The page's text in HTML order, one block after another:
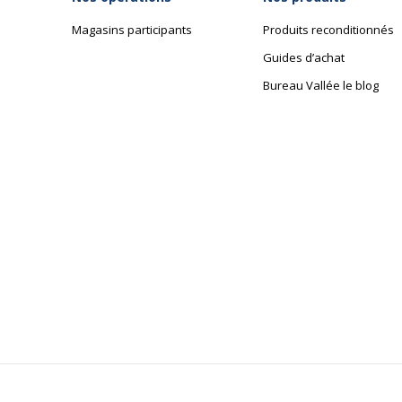
Magasins participants
Produits reconditionnés
Guides d’achat
Bureau Vallée le blog